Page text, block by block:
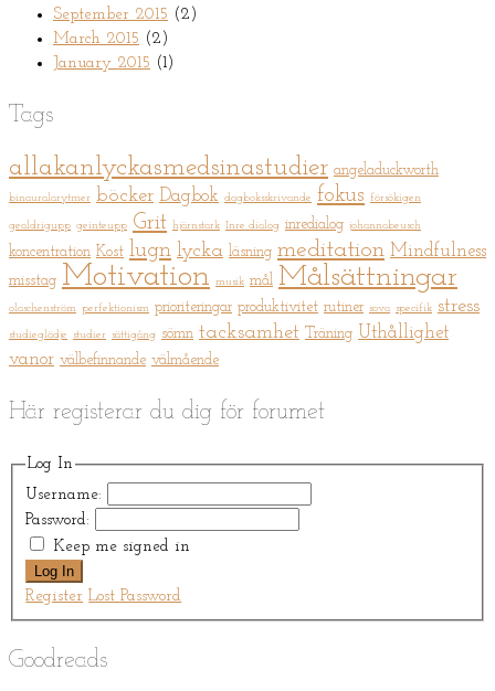
September 2015 (2)
March 2015 (2)
January 2015 (1)
Tags
allakanlyckasmedsinastudier angeladuckworth
binauralarytmer böcker Dagbok dagboksskrivande fokus försökigen
gealdrigupp geinteupp Grit hjärnstark Inre dialog inredialog johannabeusch
koncentration Kost lugn lycka läsning meditation Mindfulness
misstag Motivation musik mål Målsättningar
olaschenström perfektionism prioriteringar produktivitet rutiner sova specifik stress
studieglädje studier sättigång sömn tacksamhet Träning Uthållighet
vanor välbefinnande välmående
Här registerar du dig för forumet
Log In
Username:
Password:
Keep me signed in
Log In
Register Lost Password
Goodreads